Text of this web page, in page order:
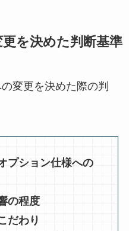
を決めた判断基準
変更を決めた際の判
プション仕様への
の程度
だわり